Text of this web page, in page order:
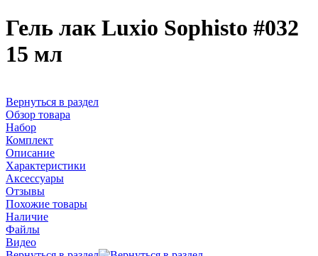
Гель лак Luxio Sophisto #032
15 мл
Вернуться в раздел
Обзор товара
Набор
Комплект
Описание
Характеристики
Аксессуары
Отзывы
Похожие товары
Наличие
Файлы
Видео